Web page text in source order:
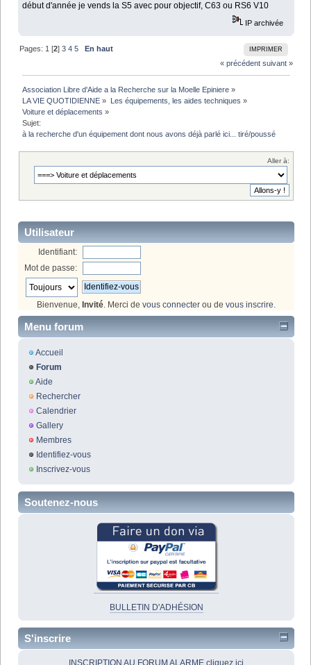
début d'année je vends la S5 avec pour objectif, C63 ou RS6 V10
IP archivée
IMPRIMER
Pages: 1 [2]3 4 5
En haut
« précédent suivant »
Association Libre d'Aide a la Recherche sur la Moelle Epiniere »
LA VIE QUOTIDIENNE » Les équipements, les aides techniques »
Voiture et déplacements »
Sujet:
à la recherche d'un équipement dont nous avons déjà parlé ici... tiré/poussé
Aller à:
Utilisateur
Identifiant:
Mot de passe:
Bienvenue, Invité . Merci de vous connecter ou de vous inscrire
Menu forum
Accueil
Forum
Aide
Rechercher
Calendrier
Gallery
Membres
Identifiez-vous
Inscrivez-vous
Soutenez-nous
BULLETIN D'ADHÉSION
S'inscrire
INSCRIPTION AU FORUM ALARME cliquez ici